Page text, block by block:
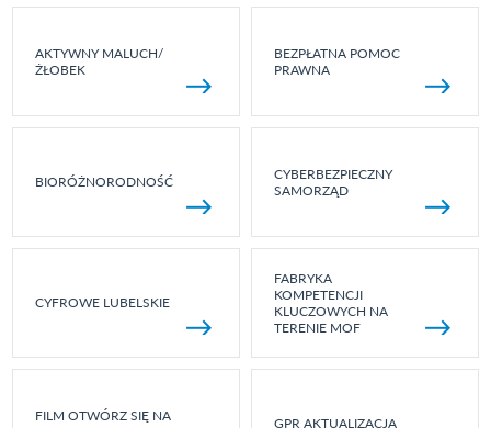
AKTYWNY MALUCH/
ŻŁOBEK
BEZPŁATNA POMOC
PRAWNA
BIORÓŻNORODNOŚĆ
CYBERBEZPIECZNY
SAMORZĄD
CYFROWE LUBELSKIE
FABRYKA
KOMPETENCJI
KLUCZOWYCH NA
TERENIE MOF
FILM OTWÓRZ SIĘ NA
GPR AKTUALIZACJA